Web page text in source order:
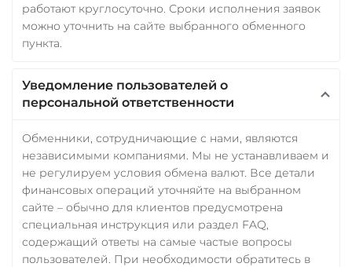
работают круглосуточно. Сроки исполнения заявок
можно уточнить на сайте выбранного обменного
пункта.
Уведомление пользователей о
персональной ответственности
Обменники, сотрудничающие с нами, являются
независимыми компаниями. Мы не устанавливаем и
не регулируем условия обмена валют. Все детали
финансовых операций уточняйте на выбранном
сайте – обычно для клиентов предусмотрена
специальная инструкция или раздел FAQ,
содержащий ответы на самые частые вопросы
пользователей. При необходимости обратитесь в